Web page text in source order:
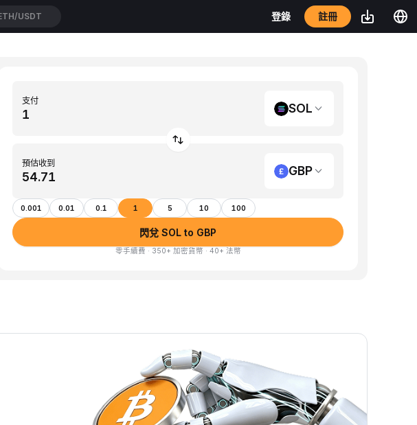
登錄 註冊
支付
SOL
預估收到
GBP
0.001 0.01 0.1 1 5 10 100
閃兌 SOL to GBP
零手續費 · 350+ 加密貨幣 · 40+ 法幣